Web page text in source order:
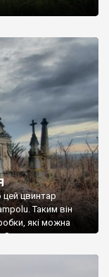
цей цвинтар
Таким він
які можна
Загалом цвинтар